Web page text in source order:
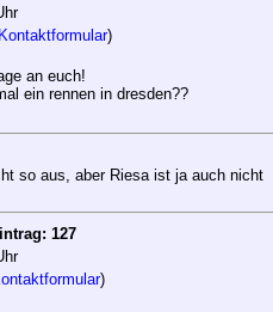
Kontaktformular)
an euch!
ein rennen in dresden??
so aus, aber Riesa ist ja auch nicht
127
)